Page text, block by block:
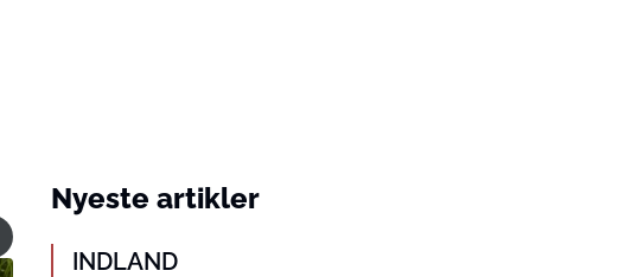
Nyeste artikler
INDLAND